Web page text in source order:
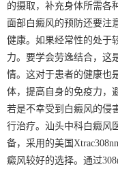
的摄取，补充身体所需各
面部白癜风的预防还要注
健康。如果经常性的处于
力。要学会劳逸结合，这
情。这对于患者的健康也
体，提高自身的免疫力，
若是不幸受到白癜风的侵
行治疗。汕头中科白癜风
备，采用的美国
癜风较好的选择。通过